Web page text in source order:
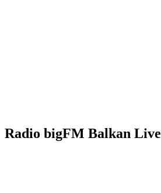
Radio bigFM Balkan Live